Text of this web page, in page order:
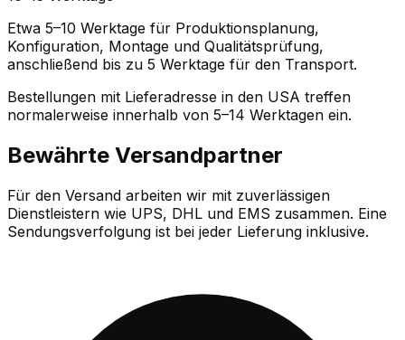
Etwa 5–10 Werktage für Produktionsplanung,
Konfiguration, Montage und Qualitätsprüfung,
anschließend bis zu 5 Werktage für den Transport.
Bestellungen mit Lieferadresse in den USA treffen
normalerweise innerhalb von 5–14 Werktagen ein.
Bewährte Versandpartner
Für den Versand arbeiten wir mit zuverlässigen
Dienstleistern wie UPS, DHL und EMS zusammen. Eine
Sendungsverfolgung ist bei jeder Lieferung inklusive.